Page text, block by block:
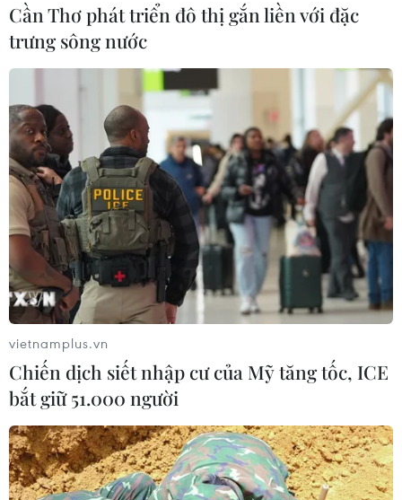
Cần Thơ phát triển đô thị gắn liền với đặc
trưng sông nước
vietnamplus.vn
Chiến dịch siết nhập cư của Mỹ tăng tốc, ICE
bắt giữ 51.000 người